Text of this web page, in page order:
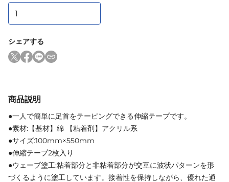
シェアする
商品説明
●一人で簡単に足首をテーピングできる伸縮テープです。
●素材:【基材】綿 【粘着剤】アクリル系
●サイズ:100mm×550mm
●伸縮テープ2枚入り
●ウェーブ塗工:粘着部分と非粘着部分が交互に波状パターンを形
づくるように塗工しています。接着性を保持しながら、優れた通